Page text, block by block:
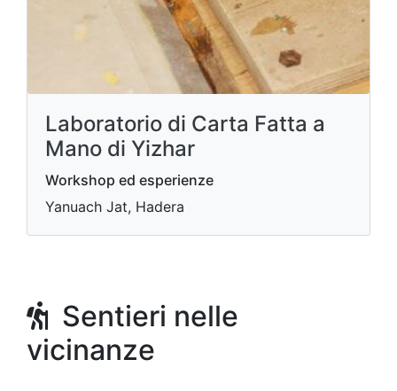
Laboratorio di Carta Fatta a
Mano di Yizhar
Workshop ed esperienze
Yanuach Jat, Hadera
Sentieri nelle
vicinanze